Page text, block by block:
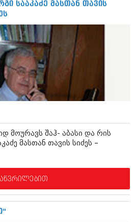
(204)
(350)
(264)
(407)
სააკაძე მასთან თავის
მოურავს შაჰ- აბასი და რის
მასთან თავის სიძეს –